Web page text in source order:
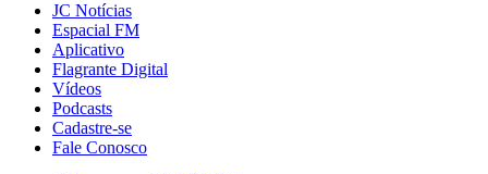
JC Notícias
Espacial FM
Aplicativo
Flagrante Digital
Vídeos
Podcasts
Cadastre-se
Fale Conosco